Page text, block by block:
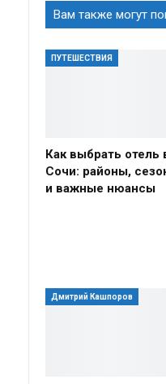
Вам также могут
ПУТЕШЕСТВИЯ
Как выбрать отель
Сочи: районы,
и важные нюансы
Дмитрий Кашпоров